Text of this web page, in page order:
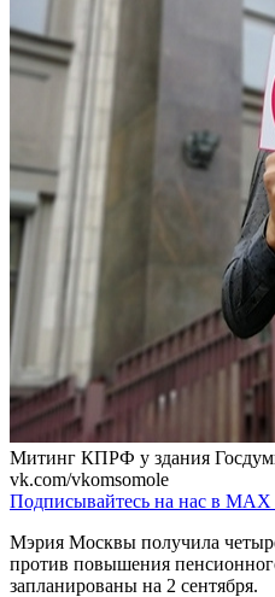
Митинг КПРФ у здания
vk.com/vkomsomole
Подписывайтесь на нас в MAX
Мэрия Москвы получила
против повышения
запланированы на 2 сентября.